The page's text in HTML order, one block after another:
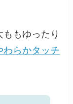
もゆったり
わらかタッチ